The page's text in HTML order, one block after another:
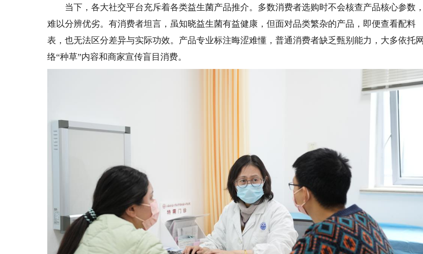
当下，各大社交平台充斥着各类益生菌产品推介。多数消费者选购时不会核查产品核心参数，
难以分辨优劣。有消费者坦言，虽知晓益生菌有益健康，但面对品类繁杂的产品，即便查看配料
表，也无法区分差异与实际功效。产品专业标注晦涩难懂，普通消费者缺乏甄别能力，大多依托网
络“种草”内容和商家宣传盲目消费。